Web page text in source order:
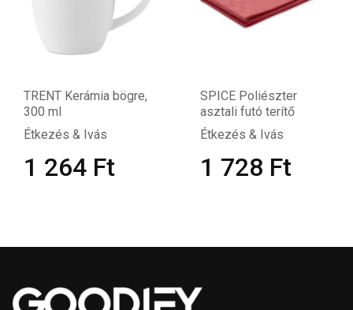
TRENT Kerámia bögre,
300 ml
Étkezés & Ivás
1 264 Ft
SPICE Poliészter
asztali futó terítő
Étkezés & Ivás
1 728 Ft